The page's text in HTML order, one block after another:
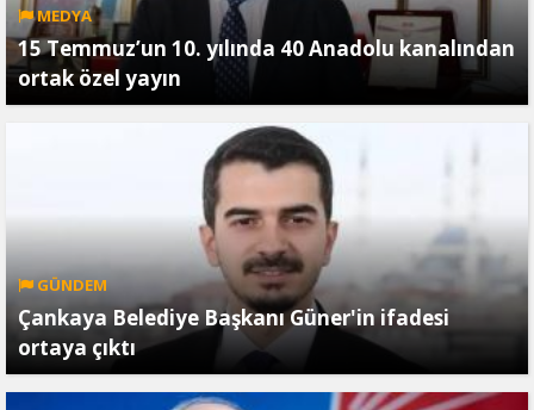
MEDYA
15 Temmuz’un 10. yılında 40 Anadolu kanalından
ortak özel yayın
GÜNDEM
Çankaya Belediye Başkanı Güner'in ifadesi
ortaya çıktı